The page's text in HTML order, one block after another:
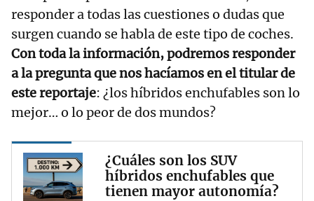
responder a todas las cuestiones o dudas que
surgen cuando se habla de este tipo de coches.
Con toda la información, podremos responder
a la pregunta que nos hacíamos en el titular de
este reportaje: ¿los híbridos enchufables son lo
mejor… o lo peor de dos mundos?
¿Cuáles son los SUV
híbridos enchufables que
tienen mayor autonomía?